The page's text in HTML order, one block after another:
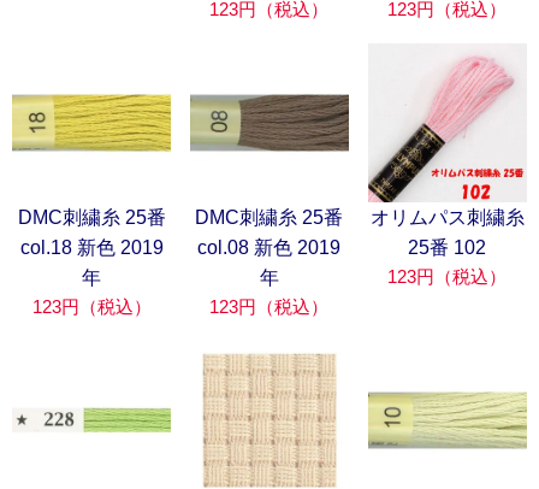
123円（税込）
123円（税込）
DMC刺繍糸 25番
col.18 新色 2019
年
123円（税込）
DMC刺繍糸 25番
col.08 新色 2019
年
123円（税込）
オリムパス刺繍糸
25番 102
123円（税込）